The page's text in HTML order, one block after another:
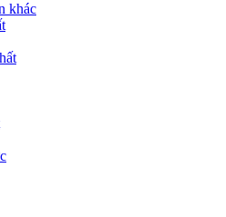
khác